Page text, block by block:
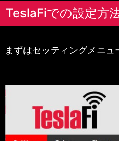
TeslaFiでの設定方
まずはセッティングメニ